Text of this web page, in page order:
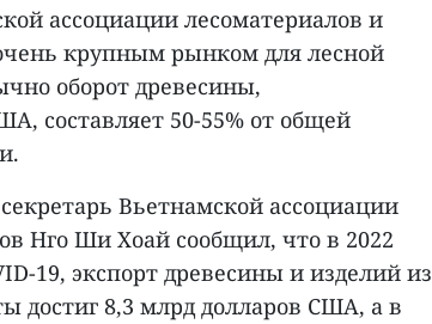
ассоциации лесоматериалов и
крупным рынком для лесной
оборот древесины,
составляет 50-55% от общей
Вьетнамской ассоциации
Нго Ши Хоай сообщил, что в 2022
19, экспорт древесины и изделий из
достиг 8,3 млрд долларов США, а в